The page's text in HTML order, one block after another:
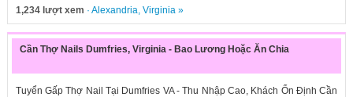
1,234 lượt xem · Alexandria, Virginia»
Cần Thợ Nails Dumfries, Virginia - Bao Lương Hoặc Ăn Chia
Tuyển Gấp Thợ Nail Tại Dumfries VA - Thu Nhập Cao, Khách Ổn Định Cần